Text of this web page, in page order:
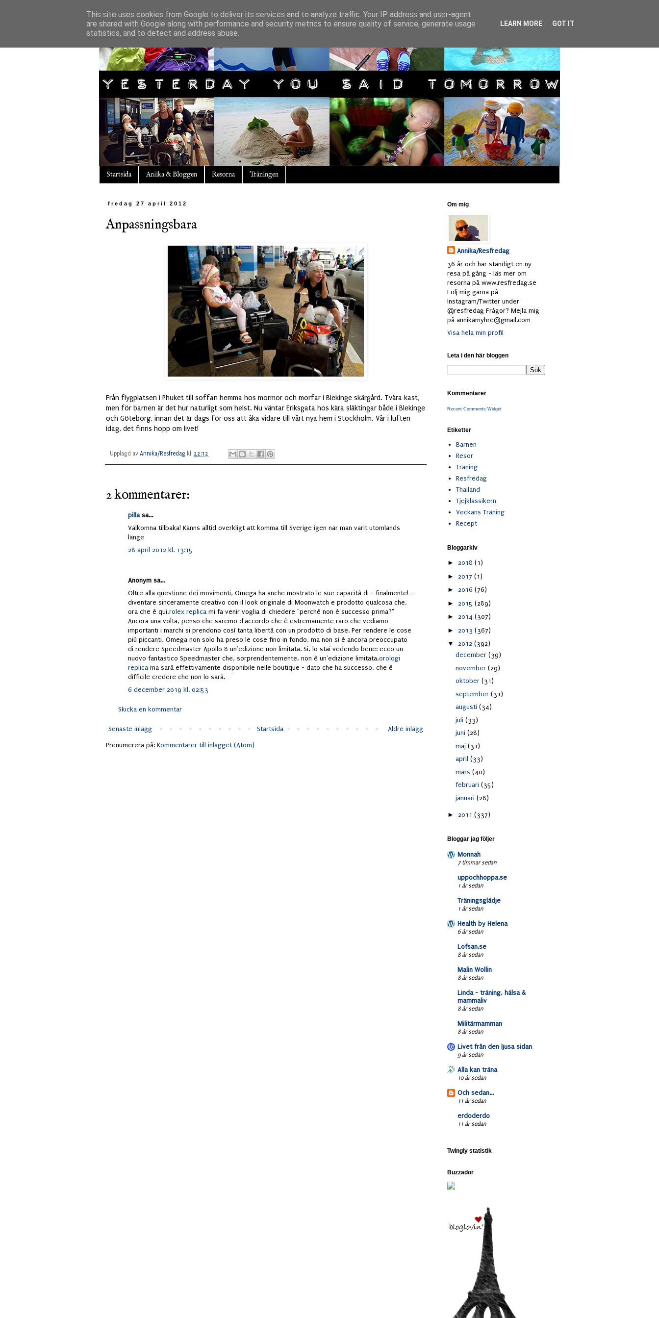
Startsida Aniika & Bloggen Resorna Träningen
fredag 27 april 2012
Anpassningsbara
Från flygplatsen i Phuket till soffan hemma hos mormor och morfar i Blekinge skärgård. Tvära kast,
men för barnen är det hur naturligt som helst. Nu väntar Eriksgata hos kära släktingar både i Blekinge
och Göteborg, innan det är dags för oss att åka vidare till vårt nya hem i Stockholm. Vår i luften
idag, det finns hopp om livet!
Upplagd av Annika/Resfredag kl. 22:12
2 kommentarer:
pillasa...
Välkomna tillbaka! Känns alltid overkligt att komma till Sverige igen när man varit utomlands
länge
28 april 2012 kl. 13:15
Anonym sa...
Oltre alla questione dei movimenti, Omega ha anche mostrato le sue capacità di - finalmente! -
diventare sinceramente creativo con il look originale di Moonwatch e prodotto qualcosa che,
ora che è qui,rolex replica mi fa venir voglia di chiedere "perché non è successo prima?"
Ancora una volta, penso che saremo d'accordo che è estremamente raro che vediamo
importanti i marchi si prendono così tanta libertà con un prodotto di base. Per rendere le cose
più piccanti, Omega non solo ha preso le cose fino in fondo, ma non si è ancora preoccupato
di rendere Speedmaster Apollo 8 un'edizione non limitata. Sì, lo stai vedendo bene: ecco un
nuovo fantastico Speedmaster che, sorprendentemente, non è un'edizione limitata,orologi
replica ma sarà effettivamente disponibile nelle boutique - dato che ha successo, che è
difficile credere che non lo sarà.
6 december 2019 kl. 02:53
Skicka en kommentar
Senaste inlägg Äldre inlägg
Startsida
Prenumerera på: Kommentarer till inlägget (Atom)
Om mig
Annika/Resfredag
36 år och har ständigt en ny
resa på gång - läs mer om
resorna på www.resfredag.se
Följ mig gärna på
Instagram/Twitter under
@resfredag Frågor? Mejla mig
på annikamyhre@gmail.com
Visa hela min profil
Leta i den här bloggen
Kommentarer
Recent Comments Widget
Etiketter
Barnen
Resor
Träning
Resfredag
Thailand
Tjejklassikern
Veckans Träning
Recept
Bloggarkiv
► 2018 (1)
► 2017 (1)
► 2016 (76)
► 2015 (289)
► 2014 (307)
► 2013 (367)
▼ 2012 (392)
december (39)
november (29)
oktober (31)
september (31)
augusti (34)
juli (33)
juni (28)
maj (31)
april (33)
mars (40)
februari (35)
januari (28)
► 2011 (337)
Bloggar jag följer
Monnah
7 timmar sedan
uppochhoppa.se
1 år sedan
Träningsglädje
1 år sedan
Health by Helena
6 år sedan
Lofsan.se
8 år sedan
Malin Wollin
8 år sedan
Linda - träning, hälsa &
mammaliv
8 år sedan
Militärmamman
8 år sedan
Livet från den ljusa sidan
9 år sedan
Alla kan träna
10 år sedan
Och sedan...
11 år sedan
erdoderdo
11 år sedan
Twingly statistik
Buzzador
This site uses cookies from Google to deliver its services and to analyze traffic. Your IP address and user-agent
are shared with Google along with performance and security metrics to ensure quality of service, generate usage
statistics, and to detect and address abuse.
LEARN MORE GOT IT